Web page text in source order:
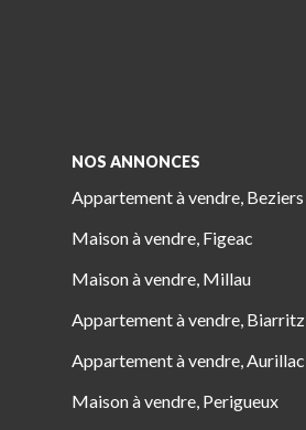
NOS ANNONCES
Appartement à vendre, Beziers
Maison à vendre, Figeac
Maison à vendre, Millau
Appartement à vendre, Biarritz
Appartement à vendre, Aurillac
Maison à vendre, Perigueux